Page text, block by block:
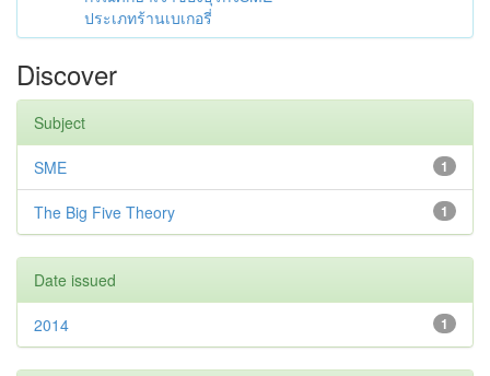
ประเภทร้านเบเกอรี่
Discover
Subject
1
SME
1
The Big Five Theory
Date issued
1
2014